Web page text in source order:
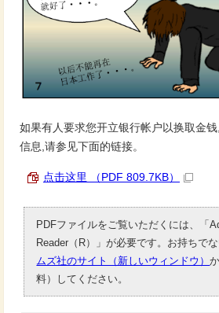
如果有人要求您开立银行帐户以换取金
信息,请参见下面的链接。
点击这里 （PDF 809.7KB）
PDFファイルをご覧いただくには、「
Reader（R）」が必要です。お持ちで
ムズ社のサイト（新しいウィンドウ）
料）してください。